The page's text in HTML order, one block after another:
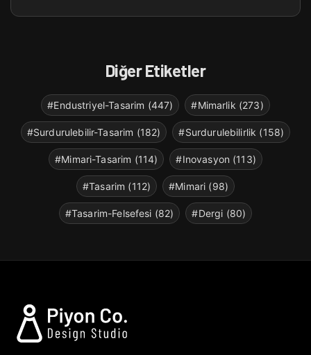
Diğer Etiketler
#Endustriyel-Tasarim (447) #Mimarlik (273)
#Surdurulebilir-Tasarim (182) #Surdurulebilirlik (158)
#Mimari-Tasarim (114) #Inovasyon (113)
#Tasarim (112) #Mimari (98)
#Tasarim-Felsefesi (82) #Dergi (80)